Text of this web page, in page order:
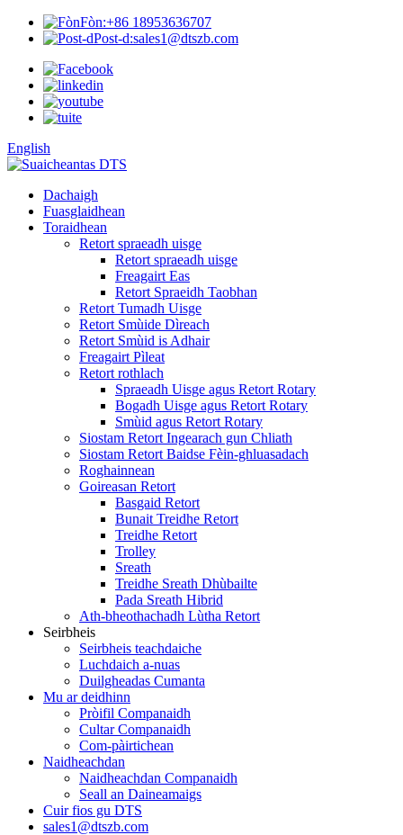
Fòn:+86 18953636707
Post-d:sales1@dtszb.com
English
Dachaigh
Fuasglaidhean
Toraidhean
Retort spraeadh uisge
Retort spraeadh uisge
Freagairt Eas
Retort Spraeidh Taobhan
Retort Tumadh Uisge
Retort Smùide Dìreach
Retort Smùid is Adhair
Freagairt Pìleat
Retort rothlach
Spraeadh Uisge agus Retort Rotary
Bogadh Uisge agus Retort Rotary
Smùid agus Retort Rotary
Siostam Retort Ingearach gun Chliath
Siostam Retort Baidse Fèin-ghluasadach
Roghainnean
Goireasan Retort
Basgaid Retort
Bunait Treidhe Retort
Treidhe Retort
Trolley
Sreath
Treidhe Sreath Dhùbailte
Pada Sreath Hibrid
Ath-bheothachadh Lùtha Retort
Seirbheis
Seirbheis teachdaiche
Luchdaich a-nuas
Duilgheadas Cumanta
Mu ar deidhinn
Pròifil Companaidh
Cultar Companaidh
Com-pàirtichean
Naidheachdan
Naidheachdan Companaidh
Seall an Daineamaigs
Cuir fios gu DTS
sales1@dtszb.com